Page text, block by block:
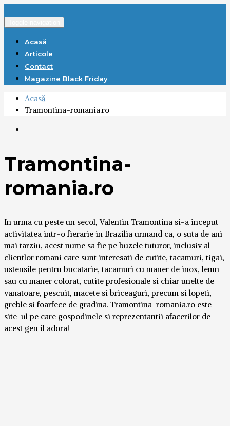
Acasă
Articole
Contact
Magazine Black Friday
Acasă
Tramontina-romania.ro
Tramontina-
romania.ro
In urma cu peste un secol, Valentin Tramontina si-a inceput
activitatea intr-o fierarie in Brazilia urmand ca, o suta de ani
mai tarziu, acest nume sa fie pe buzele tuturor, inclusiv al
clientlor romani care sunt interesati de cutite, tacamuri, tigai,
ustensile pentru bucatarie, tacamuri cu maner de inox, lemn
sau cu maner colorat, cutite profesionale si chiar unelte de
vanatoare, pescuit, macete si briceaguri, precum si lopeti,
greble si foarfece de gradina. Tramontina-romania.ro este
site-ul pe care gospodinele si reprezentantii afacerilor de
acest gen il adora!